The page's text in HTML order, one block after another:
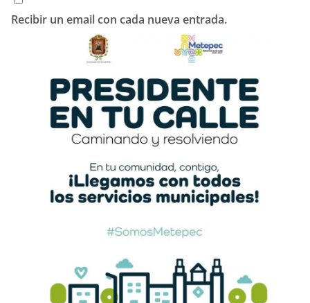
Recibir un email con cada nueva entrada.